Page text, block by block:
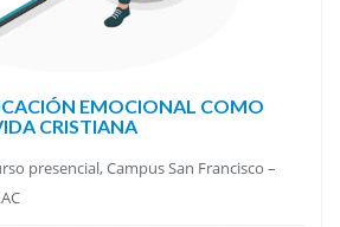
EMOCIONAL COMO
CRISTIANA
presencial, Campus San Francisco –